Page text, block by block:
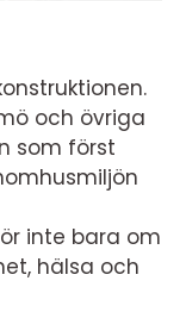
och övriga
som först
inte bara om
hälsa och